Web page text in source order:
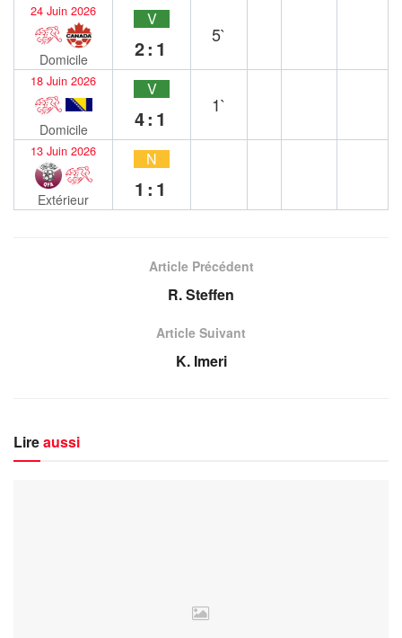
24 Juin 2026
Domicile
V
2:1
5`
18 Juin 2026
Domicile
V
4:1
1`
13 Juin 2026
Extérieur
N
1:1
Article Précédent
R. Steffen
Article Suivant
K. Imeri
Lireaussi